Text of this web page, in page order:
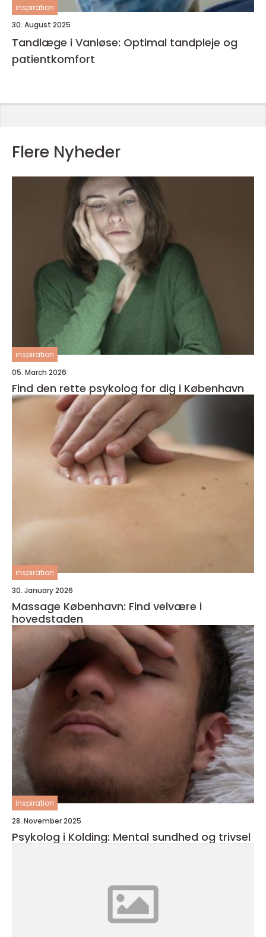
inspiration
30. August 2025
Tandlæge i Vanløse: Optimal tandpleje og
patientkomfort
Flere Nyheder
inspiration
05. March 2026
Find den rette psykolog for dig i København
inspiration
30. January 2026
Massage København: Find velvære i
hovedstaden
inspiration
28. November 2025
Psykolog i Kolding: Mental sundhed og trivsel